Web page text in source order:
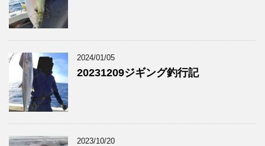
2024/01/05
20231209ジギング釣行記
2023/10/20